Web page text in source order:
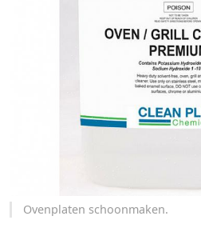
Ovenplaten schoonmaken.